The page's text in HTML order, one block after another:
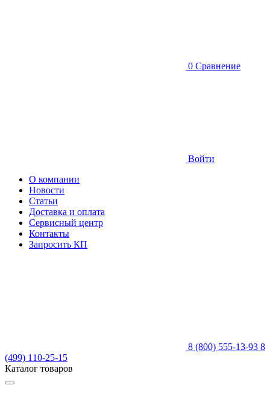
0 Сравнение
Войти
О компании
Новости
Статьи
Доставка и оплата
Сервисный центр
Контакты
Запросить КП
8 (800) 555-13-93 8
(499) 110-25-15
Каталог товаров